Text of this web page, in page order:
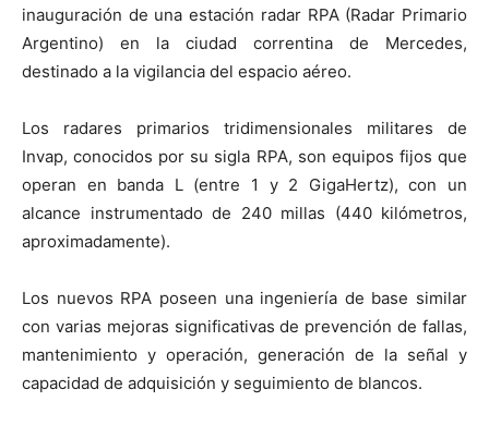
inauguración de una estación radar RPA (Radar Primario
Argentino) en la ciudad correntina de Mercedes,
destinado a la vigilancia del espacio aéreo.
Los radares primarios tridimensionales militares de
Invap, conocidos por su sigla RPA, son equipos fijos que
operan en banda L (entre 1 y 2 GigaHertz), con un
alcance instrumentado de 240 millas (440 kilómetros,
aproximadamente).
Los nuevos RPA poseen una ingeniería de base similar
con varias mejoras significativas de prevención de fallas,
mantenimiento y operación, generación de la señal y
capacidad de adquisición y seguimiento de blancos.